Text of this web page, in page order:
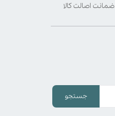
ضمانت اصالت کالا
جستجو